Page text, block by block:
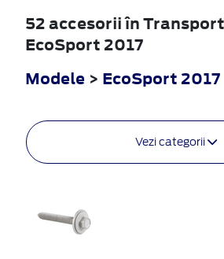
52 accesorii în
EcoSport 2017
Modele > EcoSport 2017
Vezi categorii